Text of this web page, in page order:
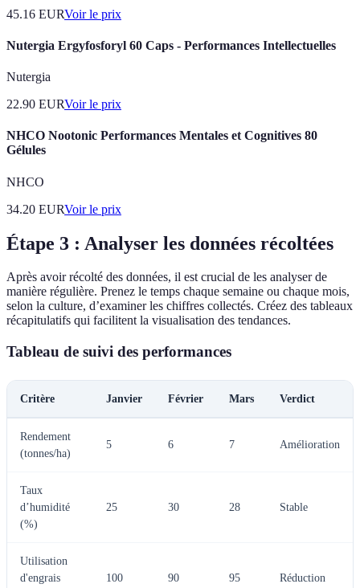
45.16 EURVoir le prix
Nutergia Ergyfosforyl 60 Caps - Performances Intellectuelles
Nutergia
22.90 EURVoir le prix
NHCO Nootonic Performances Mentales et Cognitives 80
Gélules
NHCO
34.20 EURVoir le prix
Étape 3 : Analyser les données récoltées
Après avoir récolté des données, il est crucial de les analyser de
manière régulière. Prenez le temps chaque semaine ou chaque mois,
selon la culture, d’examiner les chiffres collectés. Créez des tableaux
récapitulatifs qui facilitent la visualisation des tendances.
Tableau de suivi des performances
Critère Janvier Février Mars Verdict
Rendement
(tonnes/ha)
5 6 7 Amélioration
Taux
d’humidité
(%)
25 30 28 Stable
Utilisation
d'engrais
100 90 95 Réduction